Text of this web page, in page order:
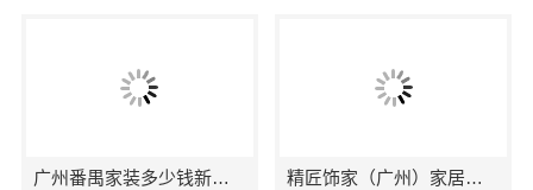
广州番禺家装多少钱新房？精匠饰家全屋定制透明报价 精匠饰家（广州）家居建材有限公司：广州天河新房家装施工专业性之选